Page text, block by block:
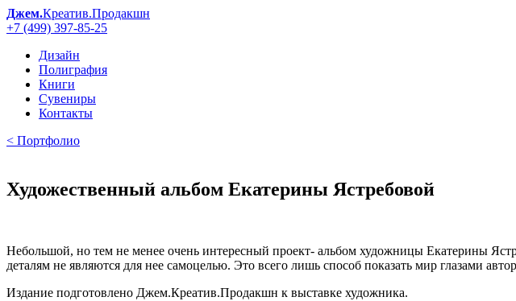
Джем.Креатив.Продакшн
+7 (499) 397-85-25
Дизайн
Полиграфия
Книги
Сувениры
Контакты
< Портфолио
Художественный альбом Екатерины Ястребовой
Небольшой, но тем не менее очень интересный проект- альбом художницы Екатерины
деталям не являются для нее самоцелью. Это всего лишь способ показать мир глазами
Издание подготовлено Джем.Креатив.Продакшн к выставке художника.